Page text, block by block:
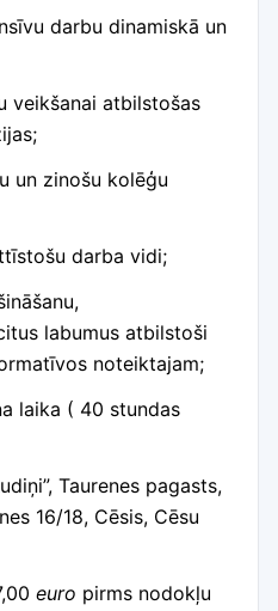
darbu dinamiskā un
veikšanai atbilstošas
;
un zinošu kolēģu
darba vidi;
labumus atbilstoši
noteiktajam;
laika ( 40 stundas
Taurenes pagasts,
16/18, Cēsis, Cēsu
euro pirms nodokļu